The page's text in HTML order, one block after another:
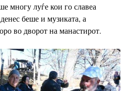
многу луѓе кои го славеа
беше и музиката, а
во дворот на манастирот.